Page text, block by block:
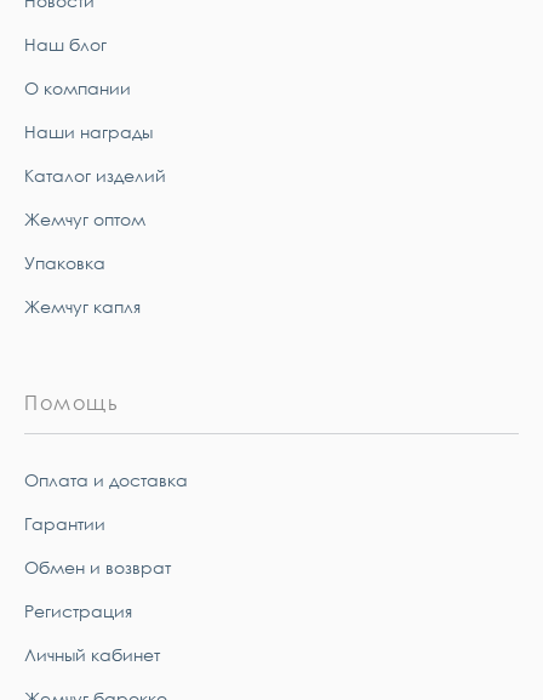
Наш блог
О компании
Наши награды
Каталог изделий
Жемчуг оптом
Упаковка
Жемчуг капля
Помощь
Оплата и доставка
Гарантии
Обмен и возврат
Регистрация
Личный кабинет